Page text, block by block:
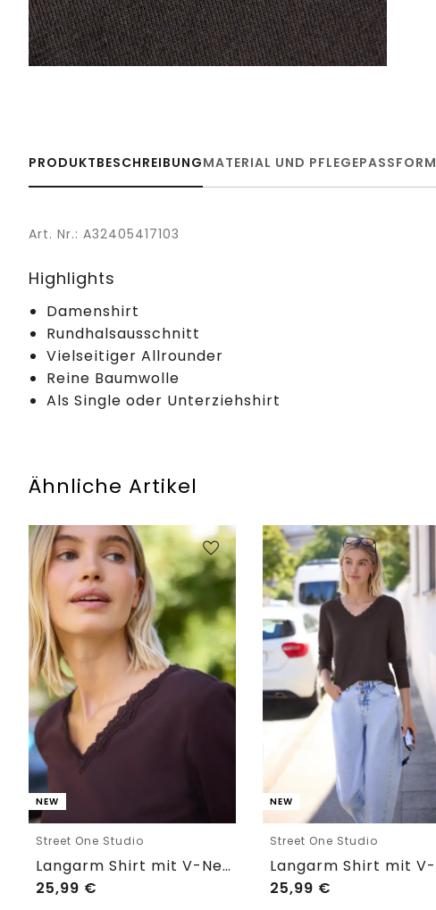
PRODUKTBESCHREIBUNGMATERIAL UND PFLEGEPASSFORM
Art. Nr.: A32405417103
Highlights
Damenshirt
Rundhalsausschnitt
Vielseitiger Allrounder
Reine Baumwolle
Als Single oder Unterziehshirt
Ähnliche Artikel
NEW
Street One Studio
Langarm Shirt mit V-Neck und Spitze
25,99 €
NEW
Street One Studio
25,99 €